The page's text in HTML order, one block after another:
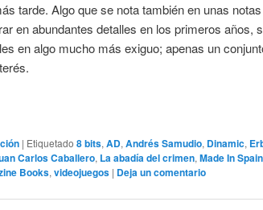
tarde. Algo que se nota también en unas
en abundantes detalles en los primeros años,
en algo mucho más exiguo; apenas un
| Etiquetado 8 bits, AD, Andrés Samudio, Dinamic,
Carlos Caballero, La abadía del crimen, Made In Spain
Books, videojuegos | Deja un comentario